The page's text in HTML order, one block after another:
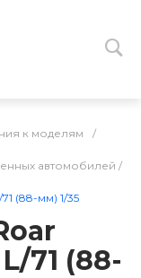
к моделям
/
автомобилей /
(88-мм) 1/35
71 (88-